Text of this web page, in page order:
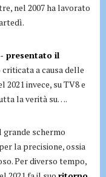
nel 2007 ha lavorato
presentato il
a causa delle
2021 invece, su TV8 e
la verità su….
grande schermo
la precisione, ossia
Per diverso tempo,